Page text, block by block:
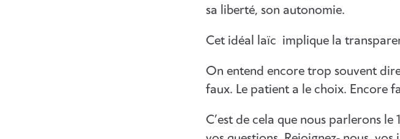
sa liberté, son autonomie.
Cet idéal laïc implique la
On entend encore trop souvent
faux. Le patient a le choix. Encore
C’est de cela que nous parlerons